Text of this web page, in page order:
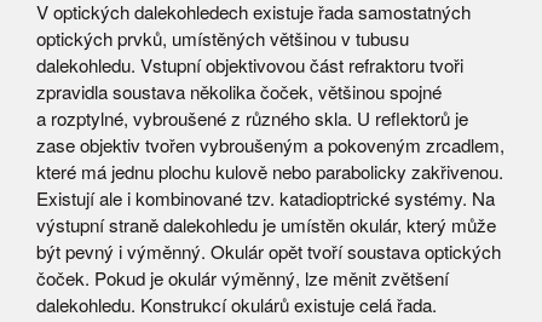
V optických dalekohledech existuje řada samostatných
optických prvků, umístěných většinou v tubusu
dalekohledu. Vstupní objektivovou část refraktoru tvoři
zpravidla soustava několika čoček, většinou spojné
a rozptylné, vybroušené z různého skla. U reflektorů je
zase objektiv tvořen vybroušeným a pokoveným zrcadlem,
které má jednu plochu kulově nebo parabolicky zakřivenou.
Existují ale i kombinované tzv. katadioptrické systémy. Na
výstupní straně dalekohledu je umístěn okulár, který může
být pevný i výměnný. Okulár opět tvoří soustava optických
čoček. Pokud je okulár výměnný, lze měnit zvětšení
dalekohledu. Konstrukcí okulárů existuje celá řada.